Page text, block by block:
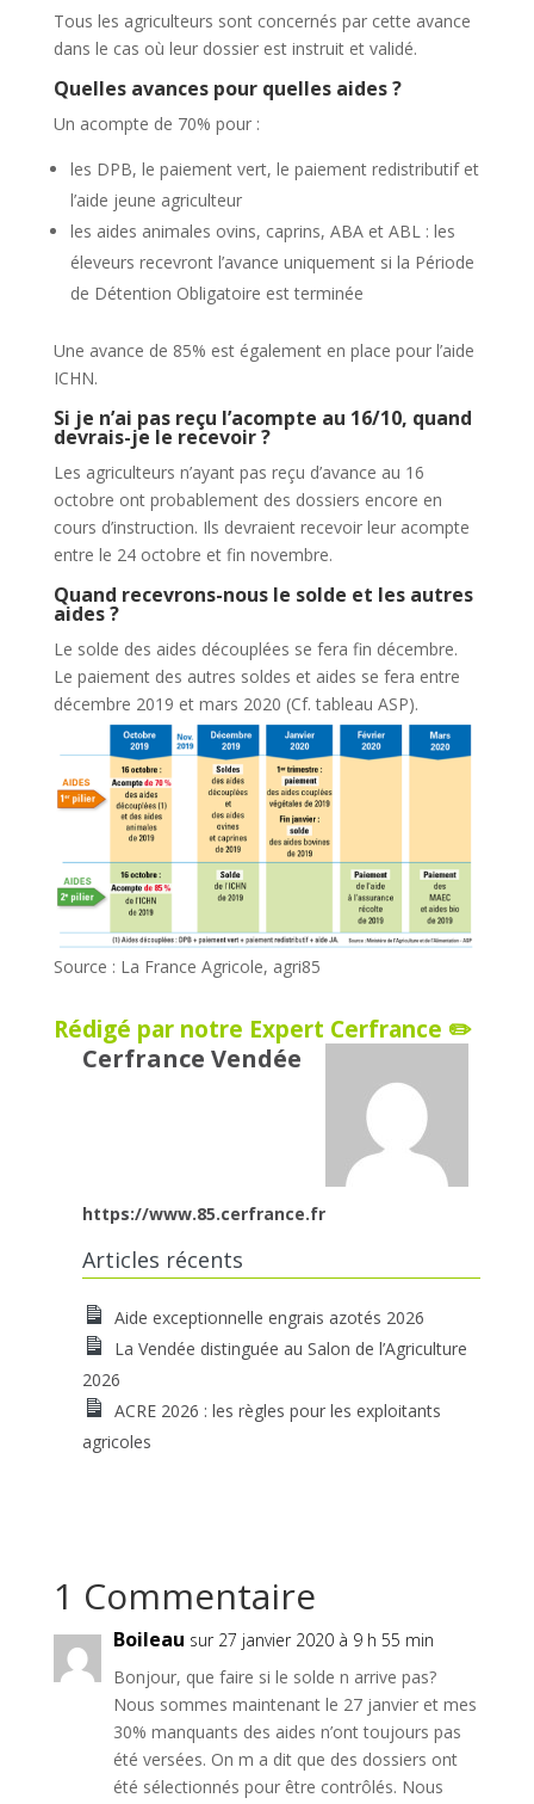
Tous les agriculteurs sont concernés par cette avance
dans le cas où leur dossier est instruit et validé.
Quelles avances pour quelles aides ?
Un acompte de 70% pour :
les DPB, le paiement vert, le paiement redistributif et
l’aide jeune agriculteur
les aides animales ovins, caprins, ABA et ABL : les
éleveurs recevront l’avance uniquement si la Période
de Détention Obligatoire est terminée
Une avance de 85% est également en place pour l’aide
ICHN.
Si je n’ai pas reçu l’acompte au 16/10, quand
devrais-je le recevoir ?
Les agriculteurs n’ayant pas reçu d’avance au 16
octobre ont probablement des dossiers encore en
cours d’instruction. Ils devraient recevoir leur acompte
entre le 24 octobre et fin novembre.
Quand recevrons-nous le solde et les autres
aides ?
Le solde des aides découplées se fera fin décembre.
Le paiement des autres soldes et aides se fera entre
décembre 2019 et mars 2020 (Cf. tableau ASP).
Source : La France Agricole, agri85
Rédigé par notre Expert Cerfrance ✏️
Cerfrance Vendée
https://www.85.cerfrance.fr
Articles récents
Aide exceptionnelle engrais azotés 2026
La Vendée distinguée au Salon de l’Agriculture
2026
ACRE 2026 : les règles pour les exploitants
agricoles
1 Commentaire
Boileau sur 27 janvier 2020 à 9 h 55 min
Bonjour, que faire si le solde n arrive pas?
Nous sommes maintenant le 27 janvier et mes
30% manquants des aides n’ont toujours pas
été versées. On m a dit que des dossiers ont
été sélectionnés pour être contrôlés. Nous